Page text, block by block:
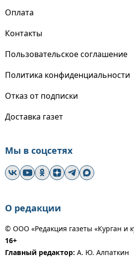
Оплата
Контакты
Пользовательское соглашение
Политика конфиденциальности
Отказ от подписки
Доставка газет
Мы в соцсетях
О редакции
© ООО «Редакция газеты «Курган и
16+
Главный редактор: А. Ю. Алпаткин